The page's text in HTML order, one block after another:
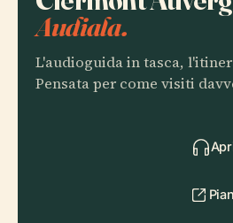
Audiala.
L'audioguida in tasca,
Pensata per come visiti